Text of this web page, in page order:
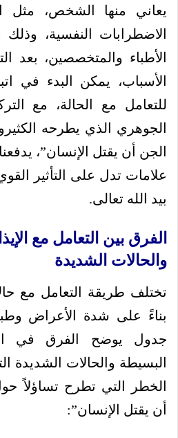
يعاني منها الشخص، مثل
الاضطرابات النفسية،
الأطباء والمتخصصين، بعد
الأسباب، يمكن البدء في
للتعامل مع الحالة، مع
الجوهري الذي يطرحه
الجن أن يقتل الإنسان”،
علامات تدل على التأثير
بيد الله تعالى.
الفرق بين التعامل مع
والحالات الشديدة
تختلف طريقة التعامل مع
بناءً على شدة الأعراض
جدول يوضح الفرق في
البسيطة والحالات الشديدة
الخطر التي تطرح تساؤلاً
أن يقتل الإنسان”: